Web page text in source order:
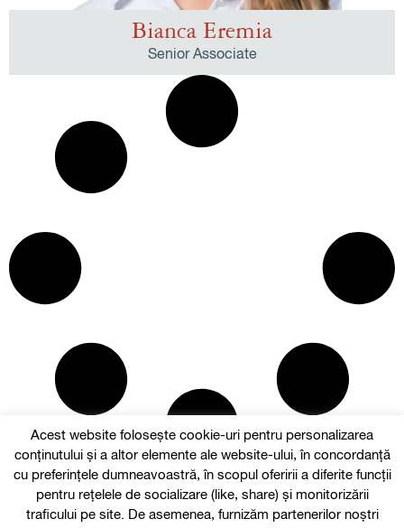
Bianca Eremia
Senior Associate
Follow us
Acest website folosește cookie-uri pentru personalizarea
conținutului și a altor elemente ale website-ului, în concordanță
cu preferințele dumneavoastră, în scopul oferirii a diferite funcții
pentru rețelele de socializare (like, share) și monitorizării
traficului pe site. De asemenea, furnizăm partenerilor noștri